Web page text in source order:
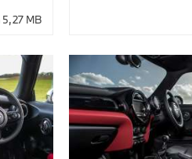
5,27 MB